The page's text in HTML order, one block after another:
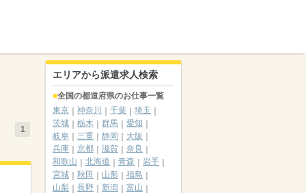
1
エリアから派遣求人検索
全国の都道府県のお仕事一覧
東京
神奈川 千葉
埼玉
茨城
栃木 群馬
愛知
岐阜
三重 静岡
大阪
兵庫
京都 滋賀
奈良
和歌山
北海道 青森
岩手
宮城
秋田 山形
福島
山梨
長野 新潟
富山